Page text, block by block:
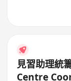
見習助理統
Centre